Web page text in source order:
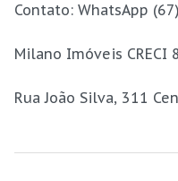
Contato: WhatsApp
Milano Imóveis CRECI
Rua João Silva, 311